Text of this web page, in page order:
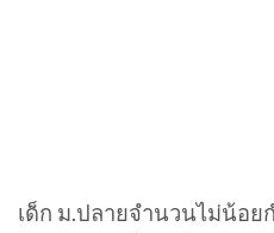
เด็ก ม.ปลายจำนวนไม่น้อ